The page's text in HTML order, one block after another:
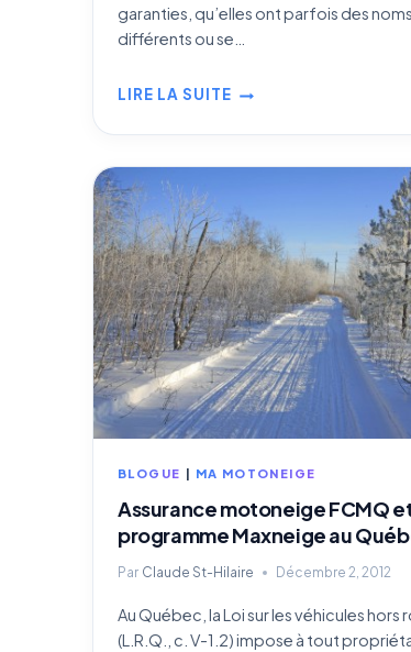
garanties, qu’elles ont parfois des noms
différents ou se…
LIRE LA SUITE
COMPARATEUR
QUÉBEC :
COMMENT
MAGASINER
ET
VRAIMENT
ÉCONOMISER
BLOGUE MA MOTONEIGE
Assurance motoneige FCMQ
programme Maxneige au
Par Claude St-Hilaire Décembre 2, 2012
Au Québec, la Loi sur les véhicules hors
(L.R.Q., c. V-1.2) impose à tout